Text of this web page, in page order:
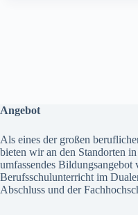
Angebot
Als eines der großen
bieten wir an den Standorten
umfassendes Bildungsangebot
Berufsschulunterricht im
Abschluss und der